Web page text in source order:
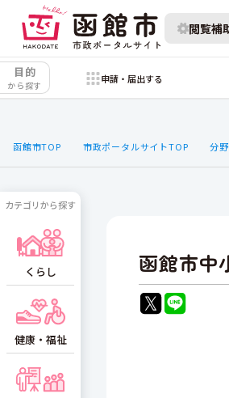
閲覧補
目的
から探す
申請・届出する
函館市TOP 市政ポータルサイトTOP 分野
函館市中
カテゴリから探す
くらし
健康・福祉